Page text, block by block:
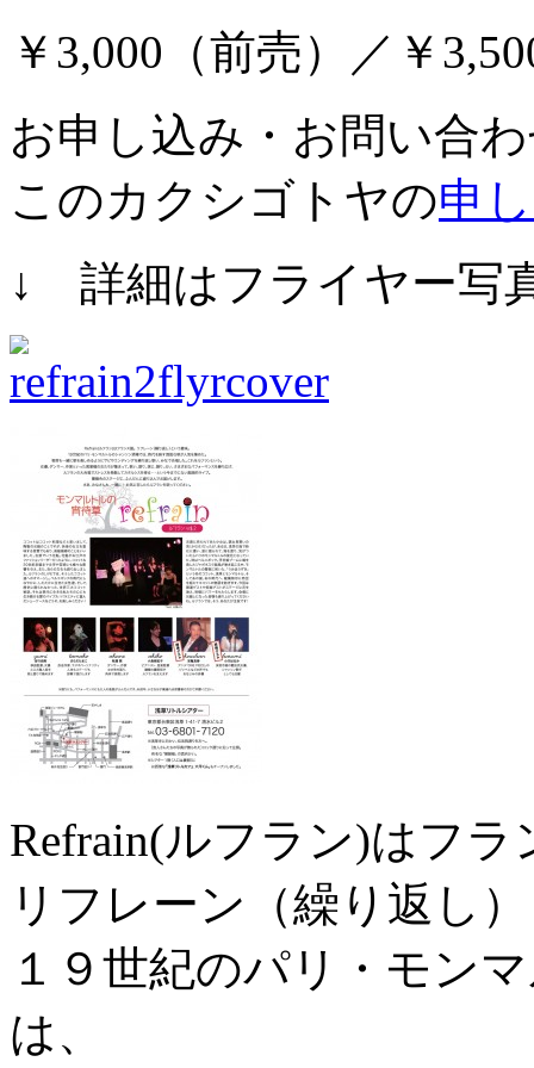
￥3,000（前売）／￥
お申し込み・お問い合
このカクシゴトヤの申
↓ 詳細はフライヤー写
Refrain(ルフラン)はフラ
リフレーン（繰り返し
１９世紀のパリ・モン
は、